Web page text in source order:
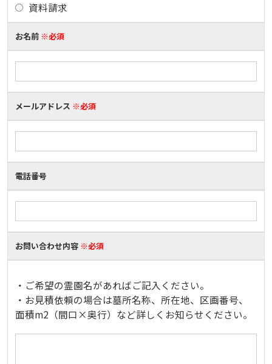
資料請求
お名前 ※必須
メールアドレス ※必須
電話番号
お問い合わせ内容 ※必須
・ご希望の霊園名があればご記入ください。
・お見積依頼の場合は墓所名称、所在地、区画番号、
面積m2（間口×奥行）など詳しくお知らせください。